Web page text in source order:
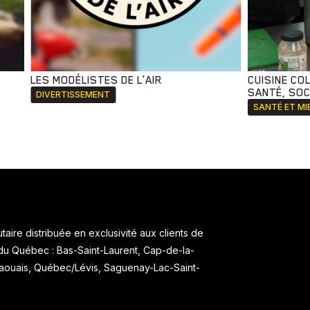
LES MODÉLISTES DE L’AIR
DIVERTISSEMENT
CUISINE
SANTÉ,
SANTÉ ET
distribuée en exclusivité aux clients de
Québec : Bas-Saint-Laurent, Cap-de-la-
Québec/Lévis, Saguenay-Lac-Saint-